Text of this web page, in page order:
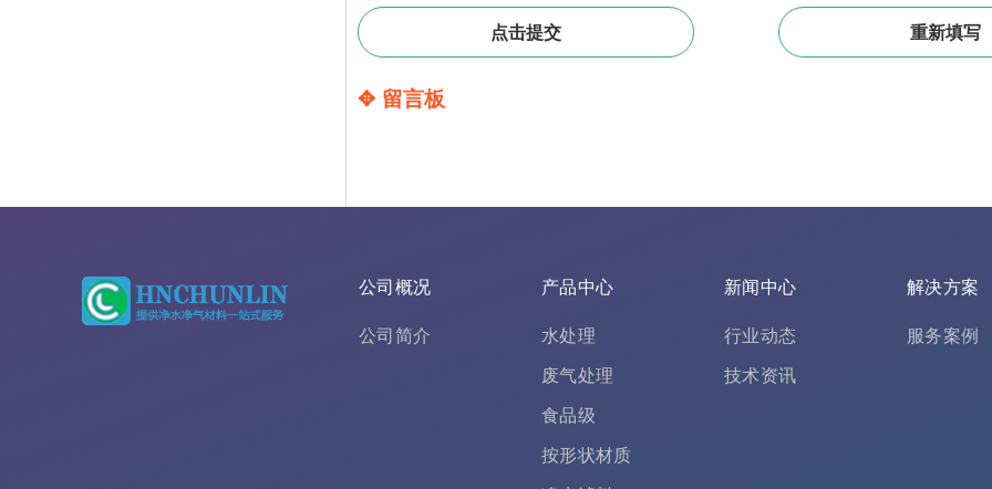
✥ 留言板
公司概况
公司简介
产品中心
水处理
废气处理
食品级
按形状材质
新闻中心
行业动态
技术资讯
解决方案
服务案例